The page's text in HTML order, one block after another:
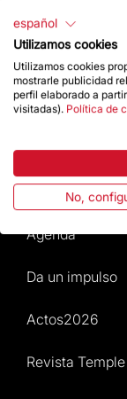
La Fundación
Preguntas
Atención al
Normativa y
Noticias y
Agenda
Da un impulso
Actos2026
Revista
español
Utilizamos cookies
Utilizamos cookies
mostrarle publicidad
perfil elaborado a
visitadas). Política de
No,